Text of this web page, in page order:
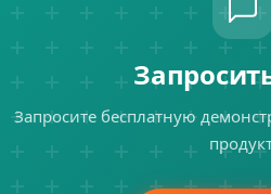
Запросите бесплатную